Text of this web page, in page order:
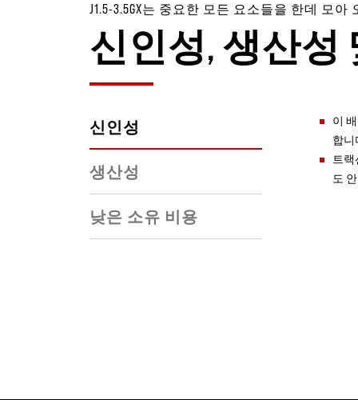
J1.5-3.5GX는 중요한 모든 요소들을 한데 모
신인성, 생산성
신인성
생산성
낮은 소유 비용
이
합니
트
도